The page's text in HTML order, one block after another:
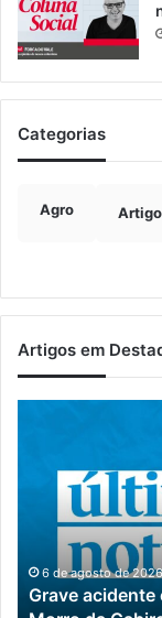
Categorias
Agro
Artigos em
caminhões
registrado
Morro
da
6 de agosto de 2026
Grave